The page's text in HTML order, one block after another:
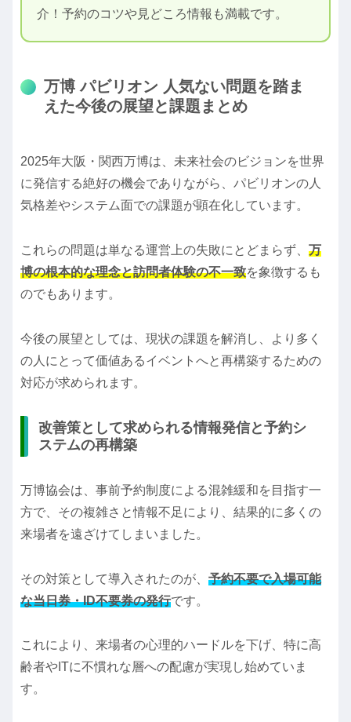
介！予約のコツや見どころ情報も満載です。
万博 パビリオン 人気ない問題を踏ま
えた今後の展望と課題まとめ
2025年大阪・関西万博は、未来社会のビジョンを世界
に発信する絶好の機会でありながら、パビリオンの人
気格差やシステム面での課題が顕在化しています。
これらの問題は単なる運営上の失敗にとどまらず、 万
博の根本的な理念と訪問者体験の不一致を象徴するも
のでもあります。
今後の展望としては、現状の課題を解消し、より多く
の人にとって価値あるイベントへと再構築するための
対応が求められます。
改善策として求められる情報発信と予約シ
ステムの再構築
万博協会は、事前予約制度による混雑緩和を目指す一
方で、その複雑さと情報不足により、結果的に多くの
来場者を遠ざけてしまいました。
その対策として導入されたのが、 予約不要で入場可能
な当日券・ID不要券の発行です。
これにより、来場者の心理的ハードルを下げ、特に高
齢者やITに不慣れな層への配慮が実現し始めていま
す。